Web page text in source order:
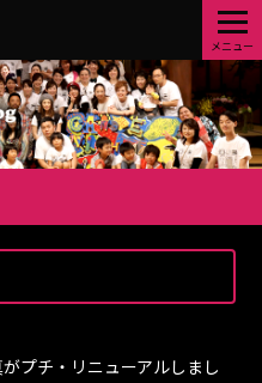
メニュー
プチ・リニューアルしまし